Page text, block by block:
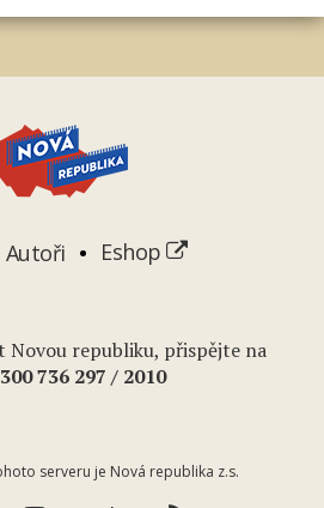
Autoři Eshop
Novou republiku, přispějte na
300 736 297 / 2010
serveru je Nová republika z.s.